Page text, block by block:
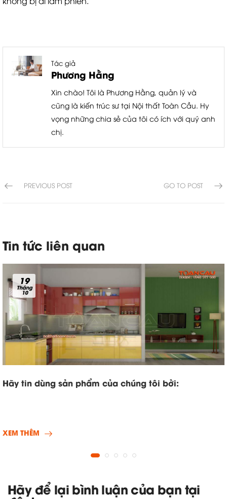
Tác giả
Phương Hằng
Xin chào! Tôi là Phương Hằng, quản lý và
cũng là kiến trúc sư tại Nội thất Toàn Cầu. Hy
vọng những chia sẻ của tôi có ích với quý anh
chị.
PREVIOUS POST GO TO POST
Tin tức liên quan
19
Tháng
10
Hãy tin dùng sản phẩm của chúng tôi bởi:
XEM THÊM
Hãy để lại bình luận của bạn tại